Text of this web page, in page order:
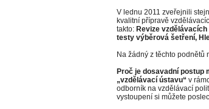
V lednu 2011 zveřejnili
kvalitní přípravě
takto: Revize
testy výběrová šetření,
Na žádný z těchto podnětů
Proč je dosavadní postup
„vzdělávací ústavu“ v
odborník na vzdělávací
vystoupení si můžete